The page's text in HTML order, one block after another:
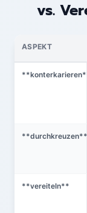
vs.
ASPEKT
**durchkreuzen**
**vereiteln**